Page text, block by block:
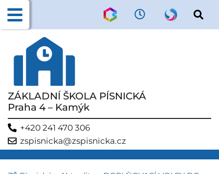
ZÁKLADNÍ ŠKOLA PÍSNICKÁ
Praha 4 – Kamýk
+420 241 470 306
zspisnicka@zspisnicka.cz